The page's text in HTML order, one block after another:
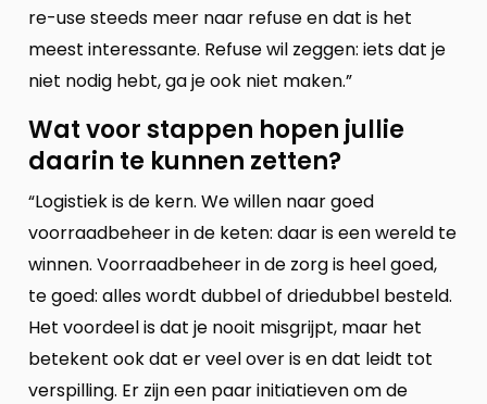
re-use steeds meer naar refuse en dat is het
meest interessante. Refuse wil zeggen: iets dat je
niet nodig hebt, ga je ook niet maken.”
Wat voor stappen hopen jullie
daarin te kunnen zetten?
“Logistiek is de kern. We willen naar goed
voorraadbeheer in de keten: daar is een wereld te
winnen. Voorraadbeheer in de zorg is heel goed,
te goed: alles wordt dubbel of driedubbel besteld.
Het voordeel is dat je nooit misgrijpt, maar het
betekent ook dat er veel over is en dat leidt tot
verspilling. Er zijn een paar initiatieven om de